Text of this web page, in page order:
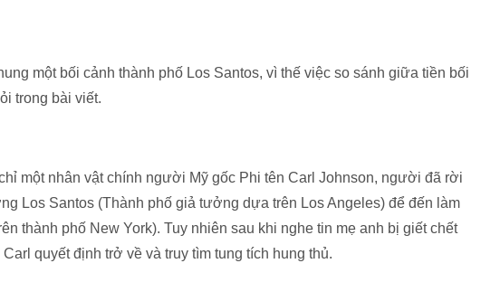
một bối cảnh thành phố Los Santos, vì thế việc so sánh giữa tiền bối
trong bài viết.
một nhân vật chính người Mỹ gốc Phi tên Carl Johnson, người đã rời
Los Santos (Thành phố giả tưởng dựa trên Los Angeles) để đến làm
thành phố New York). Tuy nhiên sau khi nghe tin mẹ anh bị giết chết
quyết định trở về và truy tìm tung tích hung thủ.